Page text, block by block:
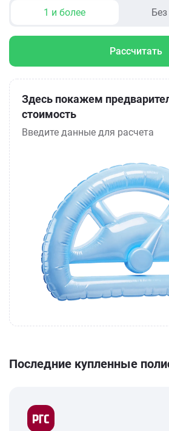
1 и более
Рассчитать
Здесь покажем
стоимость
Введите данные для расчета
Последние купленные